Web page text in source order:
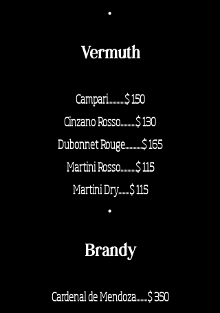
·
Vermuth
Campari............$ 150
Cinzano Rosso...........$ 130
Dubonnet Rouge............$ 165
Martini Rosso...........$ 115
Martini Dry........$ 115
·
Brandy
Cardenal de Mendoza........$ 350